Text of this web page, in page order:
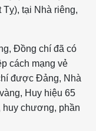
tại Nhà riêng,
Đồng chí đã có
cách mạng vẻ
được Đảng, Nhà
Huy hiệu 65
chương, phần